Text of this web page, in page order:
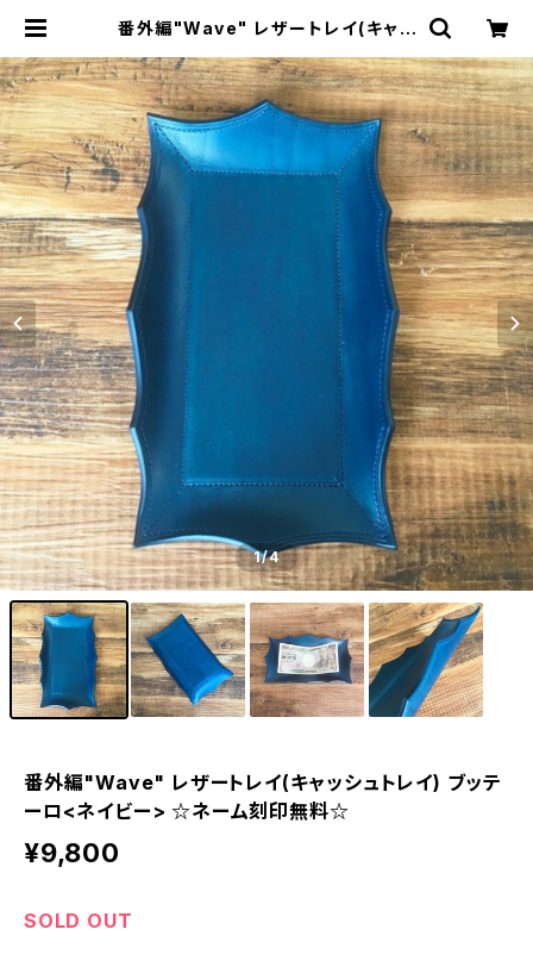
番外編"Wave" レザートレイ(キャッ
ネーム刻印無料☆ | Dajey Leathe
r Products
1/4
番外編"Wave" レザートレイ(キャッシュトレイ) ブッテ
ーロ<ネイビー> ☆ネーム刻印無料☆
¥9,800
SOLD OUT